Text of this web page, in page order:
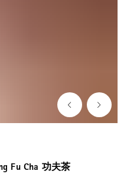
Fu Cha 功夫茶